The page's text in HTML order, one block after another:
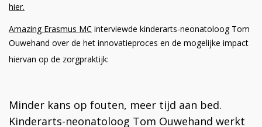
hier.
Amazing Erasmus MC interviewde kinderarts-neonatoloog Tom
Ouwehand over de het innovatieproces en de mogelijke impact
hiervan op de zorgpraktijk:
Minder kans op fouten, meer tijd aan bed.
Kinderarts-neonatoloog Tom Ouwehand werkt